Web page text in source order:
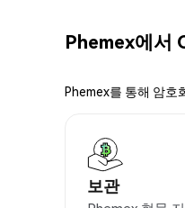
Phemex에서
Phemex를 통해 암호
보관